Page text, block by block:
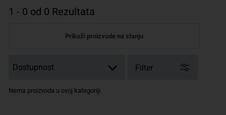
serijski
1 - 0 od 0 Rezultata
Prikaži proizvode na stanju
Filter
Nema proizvoda u ovoj kategoriji.